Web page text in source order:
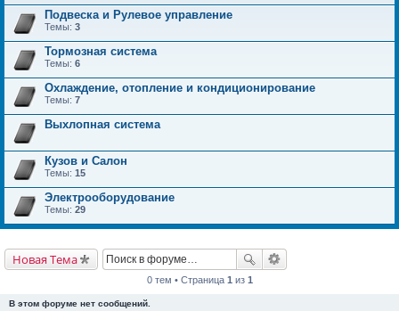
Подвеска и Рулевое управление
Темы: 3
Тормозная система
Темы: 6
Охлаждение, отопление и кондиционирование
Темы: 7
Выхлопная система
Кузов и Салон
Темы: 15
Электрооборудование
Темы: 29
Новая Тема
0 тем • Страница 1 из 1
В этом форуме нет сообщений.